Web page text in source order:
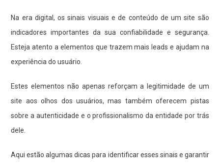
Na era digital, os sinais visuais e de conteúdo de um site são
indicadores importantes da sua confiabilidade e segurança.
Esteja atento a elementos que trazem mais leads e ajudam na
experiência do usuário.
Estes elementos não apenas reforçam a legitimidade de um
site aos olhos dos usuários, mas também oferecem pistas
sobre a autenticidade e o profissionalismo da entidade por trás
dele.
Aqui estão algumas dicas para identificar esses sinais e garantir